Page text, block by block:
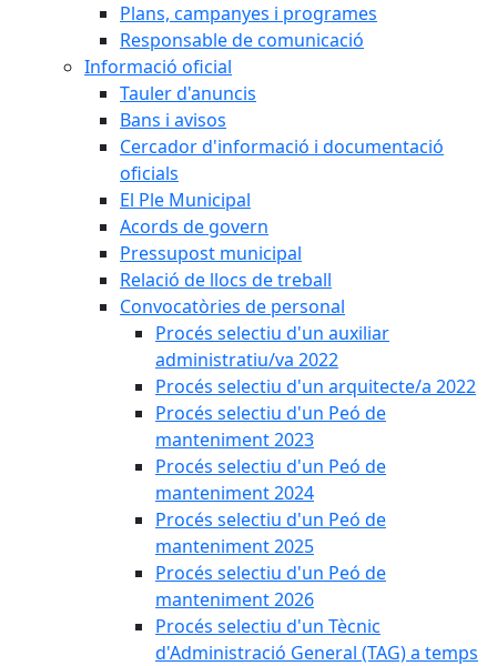
Plans, campanyes i programes
Responsable de comunicació
Informació oficial
Tauler d'anuncis
Bans i avisos
Cercador d'informació i documentació
oficials
El Ple Municipal
Acords de govern
Pressupost municipal
Relació de llocs de treball
Convocatòries de personal
Procés selectiu d'un auxiliar
administratiu/va 2022
Procés selectiu d'un arquitecte/a 2022
Procés selectiu d'un Peó de
manteniment 2023
Procés selectiu d'un Peó de
manteniment 2024
Procés selectiu d'un Peó de
manteniment 2025
Procés selectiu d'un Peó de
manteniment 2026
Procés selectiu d'un Tècnic
d'Administració General (TAG) a temps